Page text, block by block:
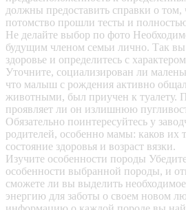
должны предоставить справки о том,
потомство прошли тесты и
Не делайте выбор по фото
будущим членом семьи лично. Так вы
здоровье и определитесь с
Уточните, социализирован ли
что малыш с рождения активно
животными, был приучен к туалету.
проявляет ли он излишнюю
Обязательно поинтересуйтесь у
родителей, особенно мамы: каков их
состояние здоровья и возраст вязки.
Изучите особенности породы
особенности выбранной породы, и
сможете ли вы выделить
энергию для заботы о своем новом